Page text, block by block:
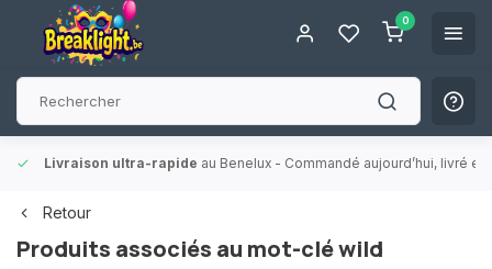
0
Livraison ultra-rapide au Benelux - Commandé aujourd’hui, livré
Retour
Produits associés au mot-clé wild